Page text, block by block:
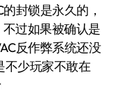
封锁是永久的，
过如果被确认是
反作弊系统还没
不少玩家不敢在